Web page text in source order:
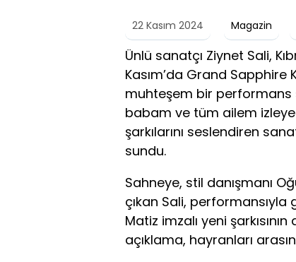
22 Kasım 2024 Magazin
Ünlü sanatçı Ziynet Sali,
Kasım’da Grand Sapphire
muhteşem bir performans
babam ve tüm ailem
şarkılarını seslendiren
sundu.
Sahneye, stil danışmanı
çıkan Sali, performansıyla
Matiz imzalı yeni şarkısının
açıklama, hayranları